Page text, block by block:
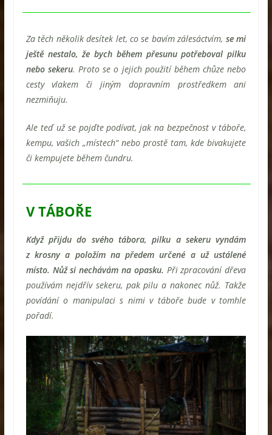
Za těch několik desítek let, co se bavím zálesáctvím, se mi
ještě nestalo, že bych během přesunu potřeboval pilku
nebo sekeru. Proto se o jejich použití během chůze nebo
cesty vlakem či jiným dopravním prostředkem ani
nezmiňuju.
Ale teď už se pojďte podívat, jak na bezpečnost v táboře,
kempu, vašich „místech“ nebo prostě tam, kde bivakujete
či kempujete během čundru.
V TÁBOŘE
Když přijdu do svého tábora, pilku a sekeru vyndám
z krosny a položím na předem určené a už ustálené
místo. Nůž si nechávám na opasku. Při zpracování dřeva
používám nejdřív sekeru, pak pilu a nakonec nůž. Takže
povídání o manipulaci s nimi v táboře bude v tomhle
pořadí.